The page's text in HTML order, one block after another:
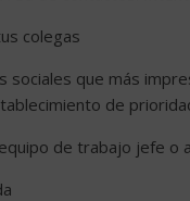
colegas
sociales que más
de
de trabajo jefe o